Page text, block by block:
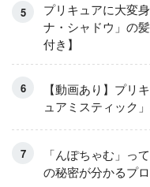
プリキュアに大変
ナ・シャドウ」の
付き】
【動画あり】プ
ュアミスティック
「んぽちゃむ」
の秘密が分かるプ